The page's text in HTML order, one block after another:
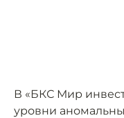
В «БКС Мир
уровни